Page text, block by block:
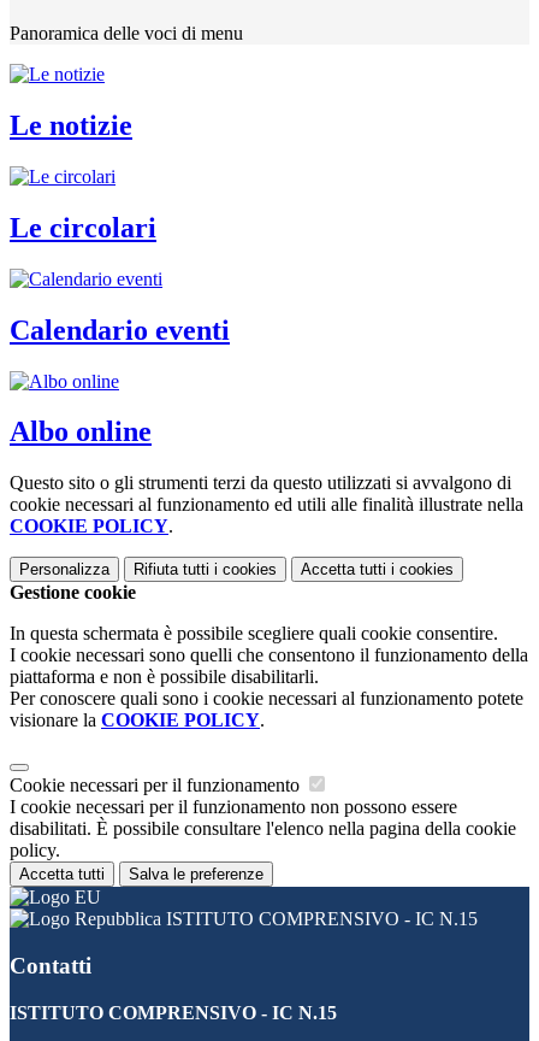
Panoramica delle voci di menu
Le notizie
Le circolari
Calendario eventi
Albo online
Questo sito o gli strumenti terzi da questo utilizzati si avvalgono di
cookie necessari al funzionamento ed utili alle finalità illustrate nella
COOKIE POLICY.
Personalizza Rifiuta tutti i cookies Accetta tutti i cookies
Gestione cookie
In questa schermata è possibile scegliere quali cookie consentire.
I cookie necessari sono quelli che consentono il funzionamento della
piattaforma e non è possibile disabilitarli.
Per conoscere quali sono i cookie necessari al funzionamento potete
visionare la COOKIE POLICY.
Cookie necessari per il funzionamento
I cookie necessari per il funzionamento non possono essere
disabilitati. È possibile consultare l'elenco nella pagina della cookie
policy.
Accetta tutti Salva le preferenze
ISTITUTO COMPRENSIVO - IC N.15
Contatti
ISTITUTO COMPRENSIVO - IC N.15